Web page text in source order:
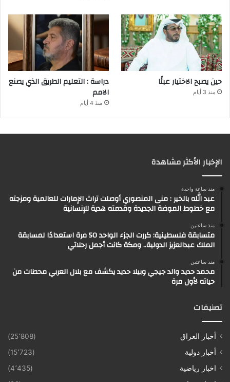
حين يصبح الاختيار عبئًا
منذ 3 أيام
دراسة : التعليم الطريق الذي يصنع
الامم
منذ 4 أيام
الإخبار الأكثر مشاهدة
منذ ساعة واحدة
عبد الله بالخير : منى المنصوري أوصلت تراث الإمارات للعالمية ومزجته
مع خطوط الموضة الجديدة وقدمته هدية للإنسانية
منذ ساعتين
متسابقة فلسطينية: كررت الجزء الواحد 50 مرة استعدادًا لمسابقة
الملك عبدالعزيز الدولية.. ومكة كانت أجمل رحلاتي
منذ ساعتين
محمد حديد والد جيجي وبيلا حديد يكشف مع بلال العربي محطات من
حياته لأول مرة
تصنيفات
أخبار العراق
(25٬808)
أخبار دولية
(15٬723)
اخبار رياضية
(4٬435)